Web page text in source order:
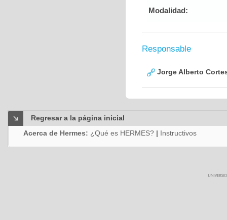
Modalidad:
Responsable
Jorge Alberto
Regresar a la página inicial
Acerca de Hermes: ¿Qué es HERMES? | Instructivos